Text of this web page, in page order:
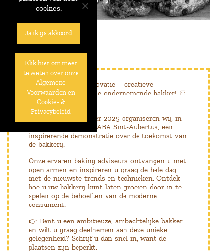
Van traditie naar innovatie – creatieve
broodrecepten voor de ondernemende bakker! 🍞
🥐 🥖
Op dinsdag 21 oktober 2025 organiseren wij, in
samenwerking met VABA Sint-Aubertus, een
inspirerende demonstratie over de toekomst van
de bakkerij.
Onze ervaren baking adviseurs ontvangen u met
open armen en inspireren u graag de hele dag
met de nieuwste trends en technieken. Ontdek
hoe u uw bakkerij kunt laten groeien door in te
spelen op de behoeften van de moderne
consument.
👉 Bent u een ambitieuze, ambachtelijke bakker
en wilt u graag deelnemen aan deze unieke
gelegenheid? Schrijf u dan snel in, want de
plaatsen zijn beperkt.
cookies.
Ja ik ga akkoord
Klik hier om meer
te weten over onze
Algemene
Voorwaarden en
Cookie- &
Privacybeleid